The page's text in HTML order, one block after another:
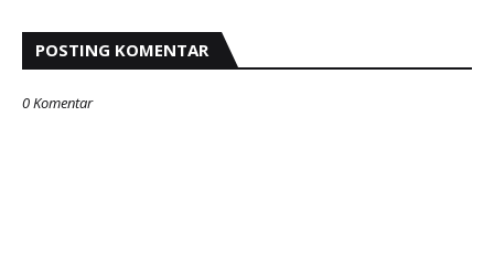
POSTING KOMENTAR
0 Komentar